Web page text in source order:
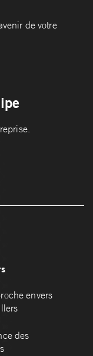
de votre
envers
des